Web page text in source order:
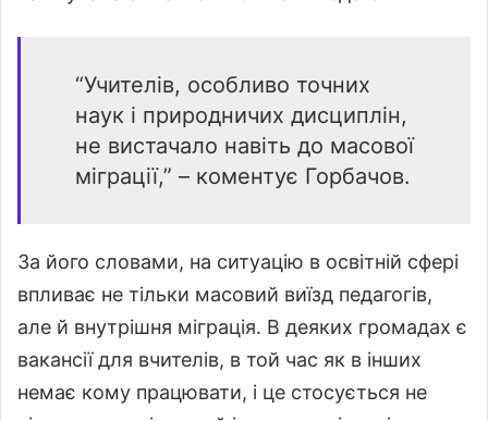
“Учителів, особливо точних
наук і природничих дисциплін,
не вистачало навіть до масової
міграції,” – коментує Горбачов.
За його словами, на ситуацію в освітній сфері
впливає не тільки масовий виїзд педагогів,
але й внутрішня міграція. В деяких громадах є
вакансії для вчителів, в той час як в інших
немає кому працювати, і це стосується не